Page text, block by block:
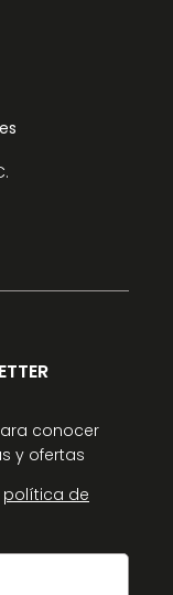
conocer
y ofertas
política de